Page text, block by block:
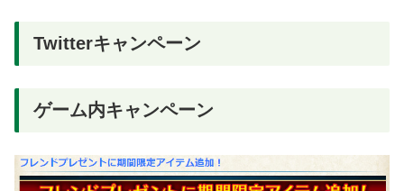
Twitterキャンペーン
ゲーム内キャンペーン